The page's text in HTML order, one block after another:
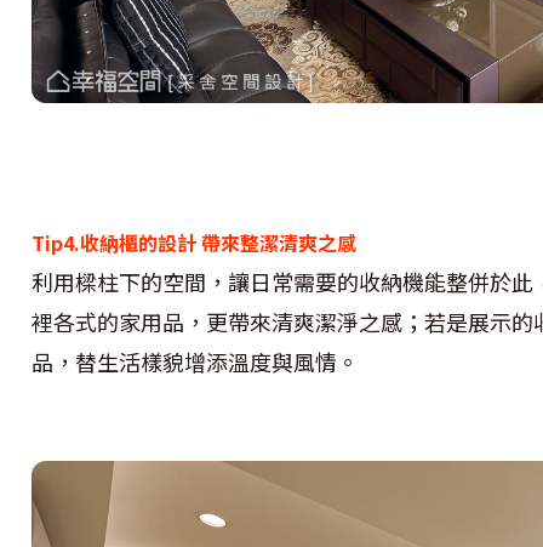
Tip4.收納櫃的設計 帶來整潔清爽之感
利用樑柱下的空間，讓日常需要的收納機能整併於
裡各式的家用品，更帶來清爽潔淨之感；若是展示
品，替生活樣貌增添溫度與風情。